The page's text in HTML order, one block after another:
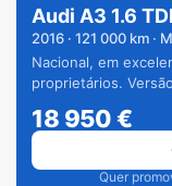
Audi A3 1.6
2016 · 121 000 km ·
Nacional, em
proprietários.
18 950€
Quer